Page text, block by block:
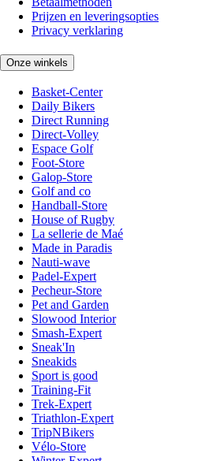
Prijzen en leveringsopties
Privacy verklaring
Onze winkels
Basket-Center
Daily Bikers
Direct Running
Direct-Volley
Espace Golf
Foot-Store
Galop-Store
Golf and co
Handball-Store
House of Rugby
La sellerie de Maé
Made in Paradis
Nauti-wave
Padel-Expert
Pecheur-Store
Pet and Garden
Slowood Interior
Smash-Expert
Sneak'In
Sneakids
Sport is good
Training-Fit
Trek-Expert
Triathlon-Expert
TripNBikers
Vélo-Store